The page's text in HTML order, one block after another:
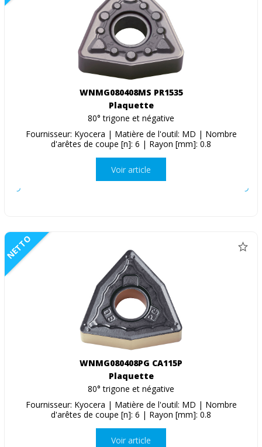
WNMG080408MS PR1535
Plaquette
80° trigone et négative
Fournisseur: Kyocera | Matière de l'outil: MD | Nombre
d'arêtes de coupe [n]: 6 | Rayon [mm]: 0.8
Voir article
NETTO
WNMG080408PG CA115P
Plaquette
80° trigone et négative
Fournisseur: Kyocera | Matière de l'outil: MD | Nombre
d'arêtes de coupe [n]: 6 | Rayon [mm]: 0.8
Voir article